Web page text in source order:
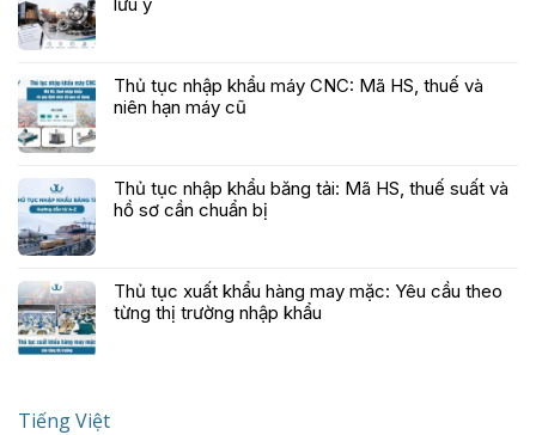
Thủ tục nhập khẩu máy CNC: Mã HS, thuế và
niên hạn máy cũ
Thủ tục nhập khẩu băng tải: Mã HS, thuế suất và
hồ sơ cần chuẩn bị
Thủ tục xuất khẩu hàng may mặc: Yêu cầu theo
từng thị trường nhập khẩu
Tiếng Việt